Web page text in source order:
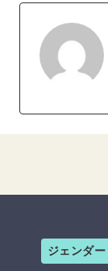
ジェンダー